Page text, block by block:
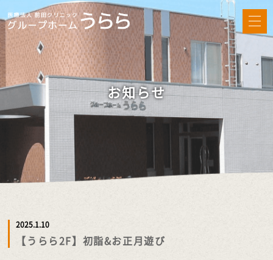
お知らせ
2025.1.10
【うらら2F】初詣&お正月遊び